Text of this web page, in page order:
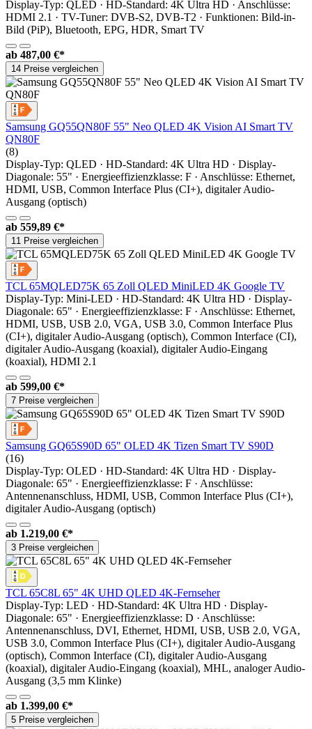
Display-Typ: QLED · HD-Standard: 4K Ultra HD · Anschlüsse:
HDMI 2.1 · TV-Tuner: DVB-S2, DVB-T2 · Funktionen: Bild-in-
Bild (PiP), Bluetooth, EPG, HDR, Smart TV
ab 487,00 €*
14 Preise vergleichen
Samsung GQ55QN80F 55" Neo QLED 4K Vision AI Smart TV
QN80F
(8)
Display-Typ: QLED · HD-Standard: 4K Ultra HD · Display-
Diagonale: 55" · Energieeffizienzklasse: F · Anschlüsse: Ethernet,
HDMI, USB, Common Interface Plus (CI+), digitaler Audio-
Ausgang (optisch)
ab 559,89 €*
11 Preise vergleichen
TCL 65MQLED75K 65 Zoll QLED MiniLED 4K Google TV
Display-Typ: Mini-LED · HD-Standard: 4K Ultra HD · Display-
Diagonale: 65" · Energieeffizienzklasse: F · Anschlüsse: Ethernet,
HDMI, USB, USB 2.0, VGA, USB 3.0, Common Interface Plus
(CI+), digitaler Audio-Ausgang (optisch), Common Interface (CI),
digitaler Audio-Ausgang (koaxial), digitaler Audio-Eingang
(koaxial), HDMI 2.1
ab 599,00 €*
7 Preise vergleichen
Samsung GQ65S90D 65" OLED 4K Tizen Smart TV S90D
(16)
Display-Typ: OLED · HD-Standard: 4K Ultra HD · Display-
Diagonale: 65" · Energieeffizienzklasse: F · Anschlüsse:
Antennenanschluss, HDMI, USB, Common Interface Plus (CI+),
digitaler Audio-Ausgang (optisch)
ab 1.219,00 €*
3 Preise vergleichen
TCL 65C8L 65" 4K UHD QLED 4K-Fernseher
Display-Typ: LED · HD-Standard: 4K Ultra HD · Display-
Diagonale: 65" · Energieeffizienzklasse: D · Anschlüsse:
Antennenanschluss, DVI, Ethernet, HDMI, USB, USB 2.0, VGA,
USB 3.0, Common Interface Plus (CI+), digitaler Audio-Ausgang
(optisch), Common Interface (CI), digitaler Audio-Ausgang
(koaxial), digitaler Audio-Eingang (koaxial), MHL, analoger Audio-
Ausgang (3,5 mm Klinke)
ab 1.399,00 €*
5 Preise vergleichen